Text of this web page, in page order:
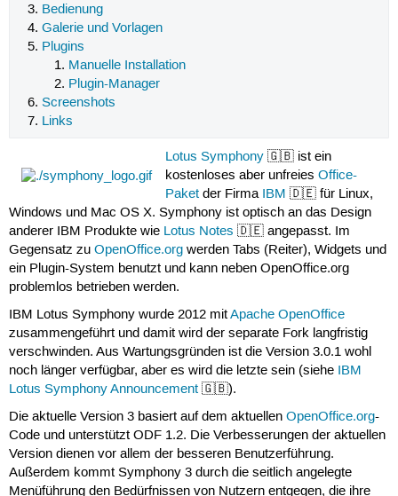
Bedienung
Galerie und Vorlagen
Plugins
Manuelle Installation
Plugin-Manager
Screenshots
Links
Lotus Symphony 🇬🇧 ist ein
kostenloses aber unfreiesOffice-
Paket der Firma IBM 🇩🇪 für Linux,
Windows und Mac OS X. Symphony ist optisch an das Design
anderer IBM Produkte wie Lotus Notes 🇩🇪 angepasst. Im
Gegensatz zu OpenOffice.orgwerden Tabs (Reiter), Widgets und
ein Plugin-System benutzt und kann neben OpenOffice.org
problemlos betrieben werden.
IBM Lotus Symphony wurde 2012 mitApache OpenOffice
zusammengeführt und damit wird der separate Fork langfristig
verschwinden. Aus Wartungsgründen ist die Version 3.0.1 wohl
noch länger verfügbar, aber es wird die letzte sein (siehe IBM
Lotus Symphony Announcement🇬🇧).
Die aktuelle Version 3 basiert auf dem aktuellen OpenOffice.org-
Code und unterstützt ODF 1.2. Die Verbesserungen der aktuellen
Version dienen vor allem der besseren Benutzerführung.
Außerdem kommt Symphony 3 durch die seitlich angelegte
Menüführung den Bedürfnissen von Nutzern entgegen, die ihre